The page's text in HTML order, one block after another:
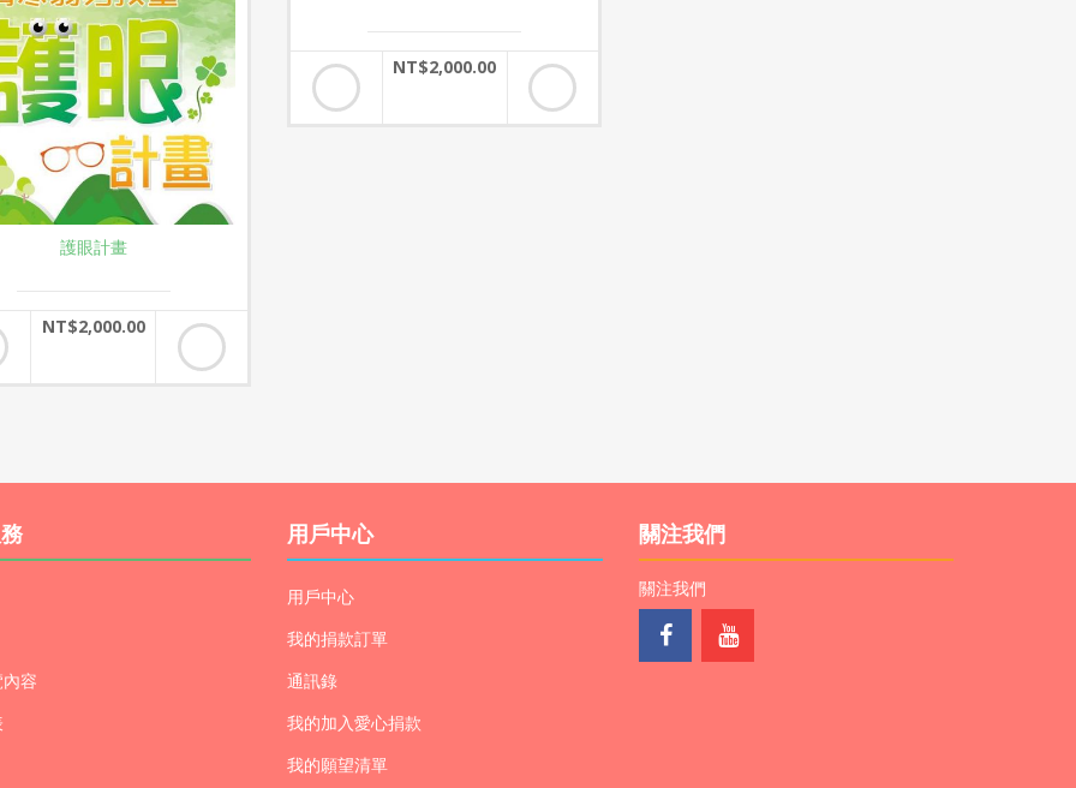
護眼計畫
NT$2,000.00
NT$2,000.00
容
用戶中心
用戶中心
我的捐款訂單
通訊錄
我的加入愛心捐款
我的願望清單
關注我們
關注我們